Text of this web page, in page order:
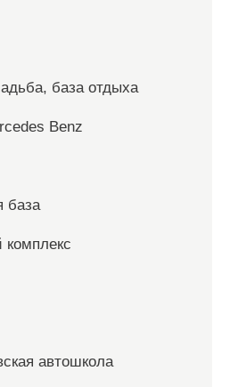
база отдыха
Benz
база
комплекс
автошкола